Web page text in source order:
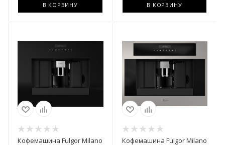
В КОРЗИНУ В КОРЗИНУ
Кофемашина Fulgor Milano Кофемашина Fulgor Milano